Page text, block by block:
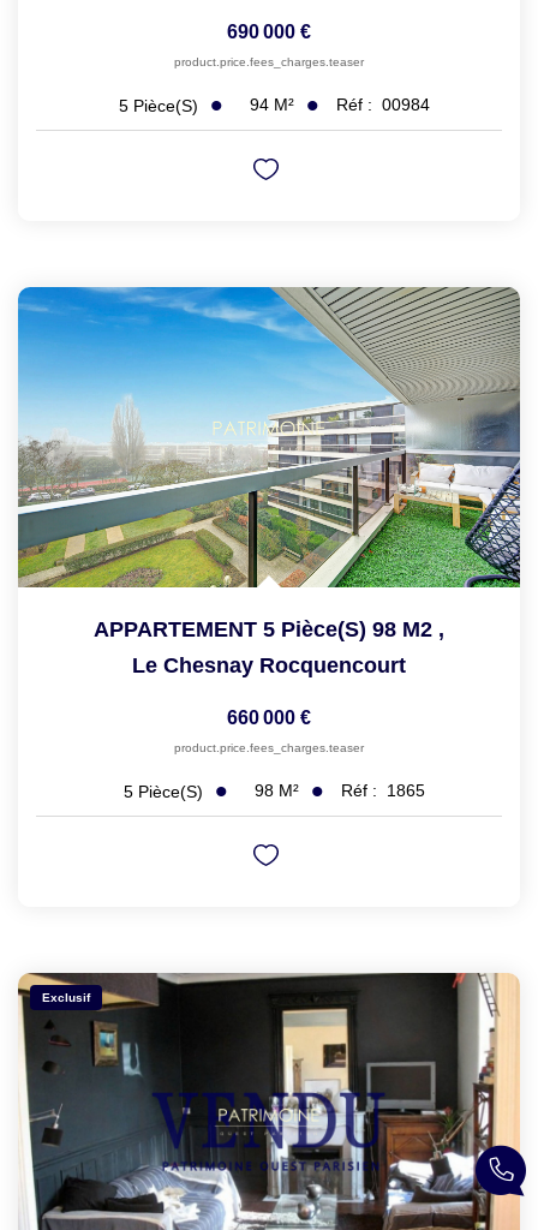
690 000 €
product.price.fees_charges.teaser
5 Pièce(s) 94 M² Réf : 00984
APPARTEMENT 5 Pièce(s) 98 M2 ,
Le Chesnay Rocquencourt
660 000 €
product.price.fees_charges.teaser
5 Pièce(s) 98 M² Réf : 1865
Exclusif